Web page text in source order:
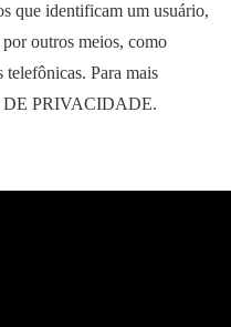
que identificam um usuário,
outros meios, como
telefônicas. Para mais
DE PRIVACIDADE.